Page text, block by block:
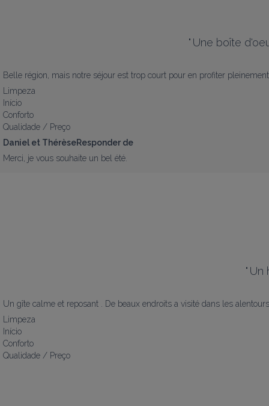
" Une boîte
Belle région, mais notre séjour est trop court pour en profiter
Limpeza
Início
Conforto
Qualidade / Preço
Daniel et ThérèseResponder de
Merci, je vous souhaite un bel été.
" Un
Un gîte calme et reposant . De beaux endroits a visité dans les
Limpeza
Início
Conforto
Qualidade / Preço